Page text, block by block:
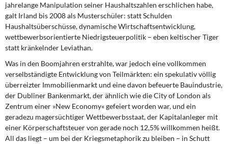
Institut Solidarische Moderne
Rosa-Luxemburg-Stiftung
Über mich
Kontakt
jahrelange Manipulation seiner Haushaltszahlen erschlichen habe,
galt Irland bis 2008 als Musterschüler: statt Schulden
Haushaltsüberschüsse, dynamische Wirtschaftsentwicklung,
wettbewerbsorientierte Niedrigsteuerpolitik – eben keltischer Tiger
statt kränkelnder Leviathan.
Was in den Boomjahren erstrahlte,war jedoch eine vollkommen
verselbständigte Entwicklung von Teilmärkten: ein spekulativ völlig
überreizter Immobilienmarkt und eine davon befeuerte Bauindustrie,
der Dubliner Bankenmarkt, der ähnlich wie die City of London als
Zentrum einer »New Economy« gefeiert worden war, und ein
geradezu magersüchtiger Wettbewerbsstaat, der Kapitalanleger mit
einer Körperschaftsteuer von gerade noch 12,5% willkommen heißt.
All das liegt – um bei der Kriegsmetaphorik zu bleiben – in Schutt